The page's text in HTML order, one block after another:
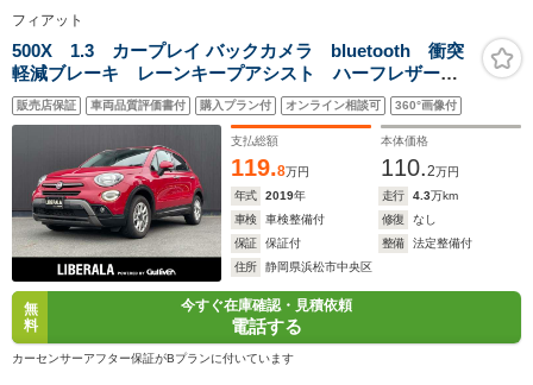
フィアット
500X 1.3 カープレイ バックカメラ bluetooth 衝突
軽減ブレーキ レーンキープアシスト ハーフレザーシ
ートヒーター ランバーサポート クルーズコントロー
ル コーナーセンサーETCアイドリングストップ スモーク
販売店保証 車両品質評価書付 購入プラン付 オンライン相談可 360°画像付
支払総額
119.8万円
本体価格
110.2万円
年式
2019年 走行 4.3万km
車検
車検整備付 修復
なし
保証
保証付 整備
法定整備付
住所
静岡県浜松市中央区
無
料
今すぐ在庫確認・見積依頼
電話する
カーセンサーアフター保証がBプランに付いています